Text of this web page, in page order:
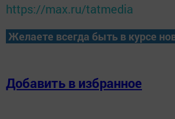
https://max.ru/tatmedia
Желаете всегда быть в курсе
Добавить в избранное